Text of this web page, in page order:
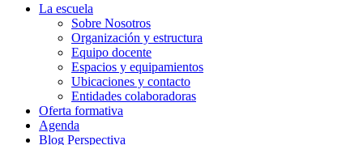
La escuela
Sobre Nosotros
Organización y estructura
Equipo docente
Espacios y equipamientos
Ubicaciones y contacto
Entidades colaboradoras
Oferta formativa
Agenda
Blog Perspectiva